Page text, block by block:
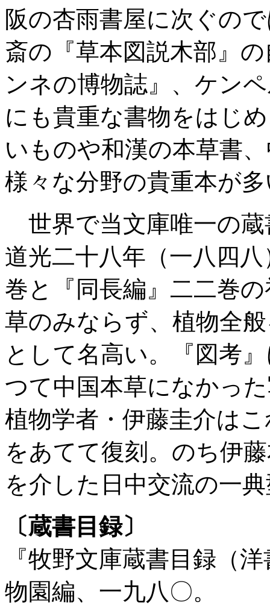
阪の杏雨書屋に次ぐの
斎の『草本図説木部』
ンネの博物誌』、ケン
にも貴重な書物をはじ
いものや和漢の本草書
様々な分野の貴重本が
世界で当文庫唯一の蔵
道光二十八年（一八四
巻と『同長編』二二巻
草のみならず、植物全
として名高い。『図考
つて中国本草になかっ
植物学者・伊藤圭介は
をあてて復刻。のち伊
を介した日中交流の一
〔蔵書目録〕
『牧野文庫蔵書目録（
物園編、一九八〇。